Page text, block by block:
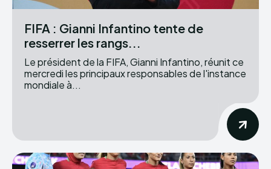
FIFA : Gianni Infantino tente de
resserrer les rangs...
Le président de la FIFA, Gianni Infantino, réunit ce
mercredi les principaux responsables de l'instance
mondiale à...